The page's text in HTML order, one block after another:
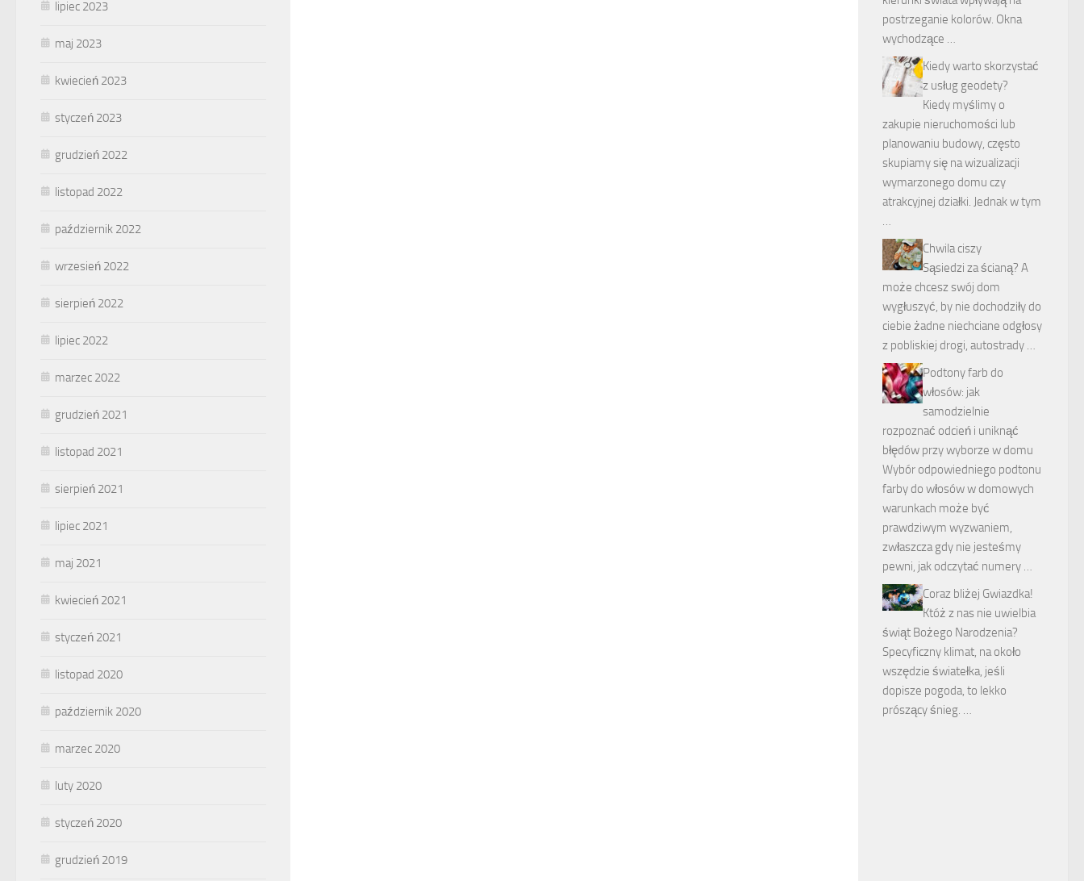
lipiec 2023
maj 2023
kwiecień 2023
styczeń 2023
grudzień 2022
listopad 2022
październik 2022
wrzesień 2022
sierpień 2022
lipiec 2022
marzec 2022
grudzień 2021
listopad 2021
sierpień 2021
lipiec 2021
maj 2021
kwiecień 2021
styczeń 2021
listopad 2020
październik 2020
marzec 2020
luty 2020
styczeń 2020
grudzień 2019
postrzeganie kolorów. Okna
wychodzące …
Kiedy warto skorzystać
z usług geodety?
Kiedy myślimy o
zakupie nieruchomości lub
planowaniu budowy, często
skupiamy się na wizualizacji
wymarzonego domu czy
atrakcyjnej działki. Jednak w tym
…
Chwila ciszy
Sąsiedzi za ścianą? A
może chcesz swój dom
wygłuszyć, by nie dochodziły do
ciebie żadne niechciane odgłosy
z pobliskiej drogi, autostrady …
Podtony farb do
włosów: jak
samodzielnie
rozpoznać odcień i uniknąć
błędów przy wyborze w domu
Wybór odpowiedniego podtonu
farby do włosów w domowych
warunkach może być
prawdziwym wyzwaniem,
zwłaszcza gdy nie jesteśmy
pewni, jak odczytać numery …
Coraz bliżej Gwiazdka!
Któż z nas nie uwielbia
świąt Bożego Narodzenia?
Specyficzny klimat, na około
wszędzie światełka, jeśli
dopisze pogoda, to lekko
prószący śnieg. …